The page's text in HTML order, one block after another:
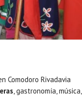
Comodoro Rivadavia
, gastronomía, música,